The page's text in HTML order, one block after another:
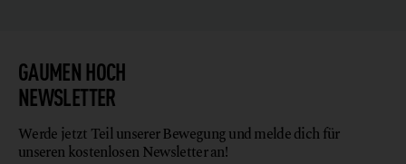
GAUMEN HOCH
NEWSLETTER
Werde jetzt Teil unserer Bewegung und melde dich für
unseren kostenlosen Newsletter an!